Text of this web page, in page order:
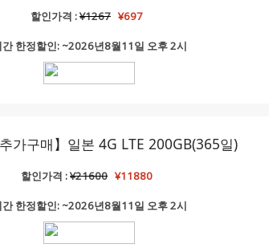
할인가격 :¥1267 ¥697
간 한정할인: ~2026년8월11일 오후 2시
추가구매】일본 4G LTE 200GB(365일)
할인가격 :¥21600 ¥11880
간 한정할인: ~2026년8월11일 오후 2시